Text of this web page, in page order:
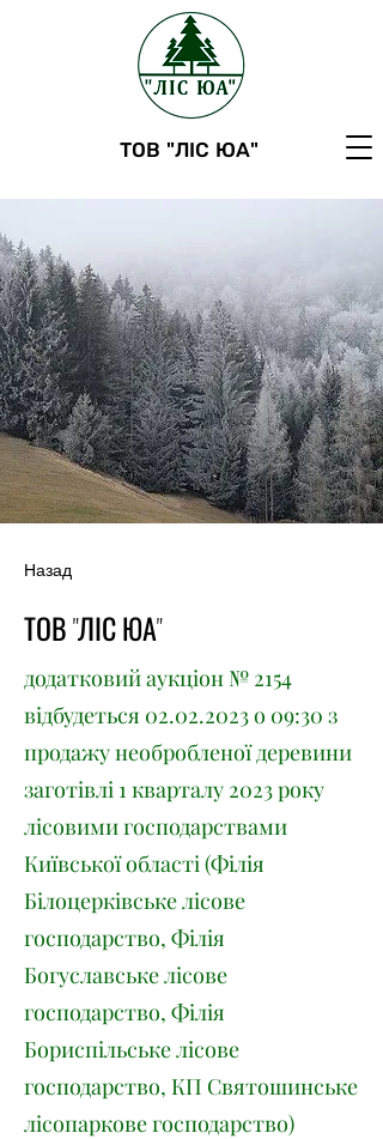
ТОВ "ЛІС ЮА"
Назад
ТОВ "ЛІС ЮА"
додатковий аукціон № 2154
відбудеться 02.02.2023о 09:30 з
продажу необробленої деревини
заготівлі 1 кварталу 2023 року
лісовими господарствами
Київської області (Філія
Білоцерківське лісове
господарство, Філія
Богуславське лісове
господарство, Філія
Бориспільське лісове
господарство, КП Святошинське
лісопаркове господарство)